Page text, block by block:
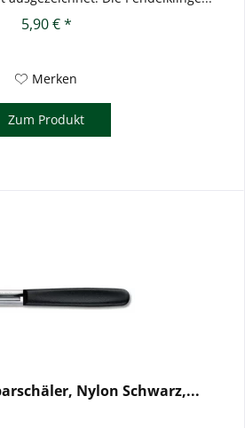
5,90 € *
Merken
Zum Produkt
Nylon Schwarz,...